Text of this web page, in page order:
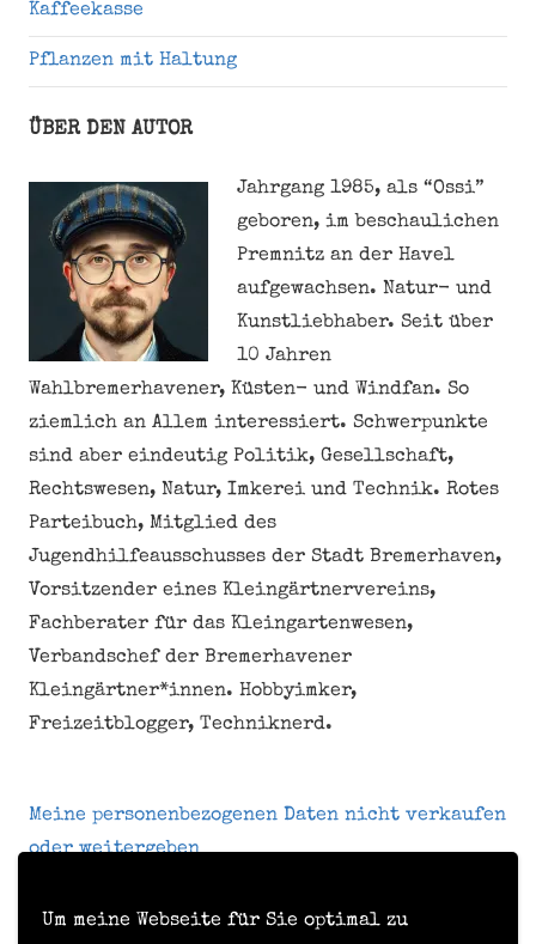
Um meine Webseite für Sie optimal zu
Kaffeekasse
Pflanzen mit Haltung
ÜBER DEN AUTOR
Jahrgang 1985, als “Ossi”
geboren, im beschaulichen
Premnitz an der Havel
aufgewachsen. Natur- und
Kunstliebhaber. Seit über
10 Jahren
Wahlbremerhavener, Küsten- und Windfan. So
ziemlich an Allem interessiert. Schwerpunkte
sind aber eindeutig Politik, Gesellschaft,
Rechtswesen, Natur, Imkerei und Technik. Rotes
Parteibuch, Mitglied des
Jugendhilfeausschusses der Stadt Bremerhaven,
Vorsitzender eines Kleingärtnervereins,
Fachberater für das Kleingartenwesen,
Verbandschef der Bremerhavener
Kleingärtner*innen. Hobbyimker,
Freizeitblogger, Techniknerd.
Meine personenbezogenen Daten nicht verkaufen
oder weitergeben